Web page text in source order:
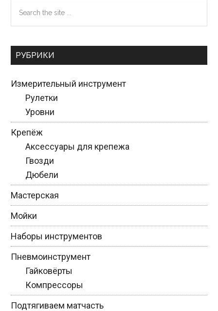
...
РУБРИКИ
Измерительный инструмент
Рулетки
Уровни
Крепёж
Аксессуары для крепежа
Гвозди
Дюбели
Мастерская
Мойки
Наборы инструментов
Пневмоинструмент
Гайковёрты
Компрессоры
Подтягиваем матчасть